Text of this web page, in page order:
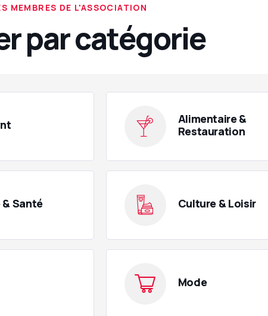
MEMBRES DE L'ASSOCIATION
par catégorie
Alimentaire &
Restauration
Santé Culture & Loisir
Mode